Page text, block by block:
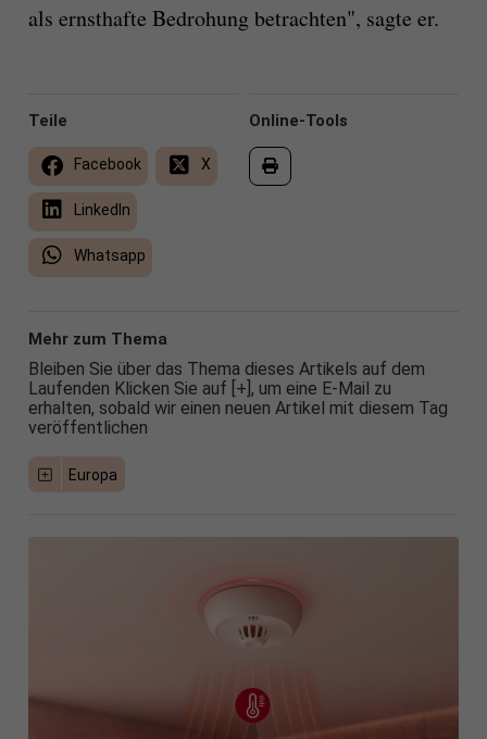
als ernsthafte Bedrohung betrachten", sagte er.
Online-Tools
Teile
Facebook X
LinkedIn
Whatsapp
Mehr zum Thema
Bleiben Sie über das Thema dieses Artikels auf dem
Laufenden Klicken Sie auf [+], um eine E-Mail zu
erhalten, sobald wir einen neuen Artikel mit diesem Tag
veröffentlichen
Europa